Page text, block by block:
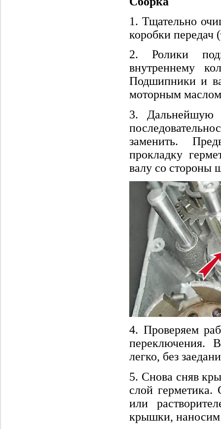
1. Тщательно
коробки передач
2. Ролики
внутреннему
Подшипники и
моторным
3. Дальнейшую
заменить.
прокладку
валу со стороны
4. Проверяем
переключения.
легко, без
5. Снова сняв
слой
или
крышки, наносим